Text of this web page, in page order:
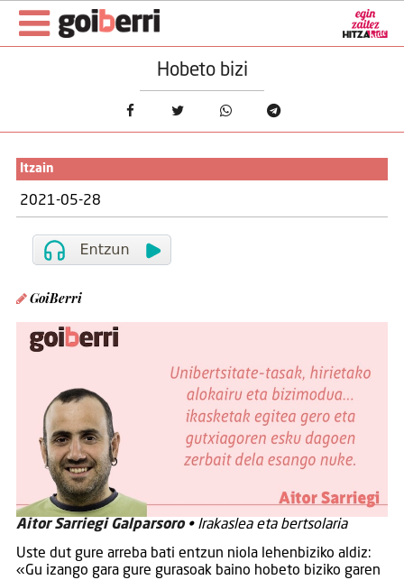
Hobeto bizi
Itzain
2021-05-28
GoiBerri
Aitor Sarriegi Galparsoro • Irakaslea eta bertsolaria
Uste dut gure arreba bati entzun niola lehenbiziko aldiz:
«Gu izango gara gure gurasoak baino hobeto biziko garen